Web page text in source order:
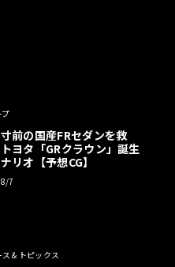
プ
前の国産FRセダンを救
ヨタ「GRクラウン」誕生
リオ【予想CG】
7
ス＆トピックス